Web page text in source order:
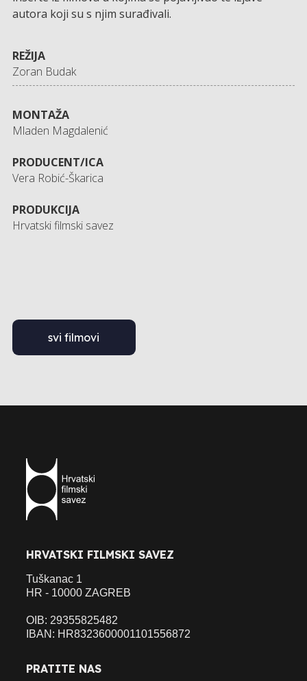
autora koji su s njim surađivali.
REŽIJA
Zoran Budak
MONTAŽA
Mladen Magdalenić
PRODUCENT/ICA
Vera Robić-Škarica
PRODUKCIJA
Hrvatski filmski savez
svi filmovi
HRVATSKI FILMSKI SAVEZ
Tuškanac 1
HR - 10000 ZAGREB
OIB: 29355825482
IBAN: HR8323600001101556872
PRATITE NAS